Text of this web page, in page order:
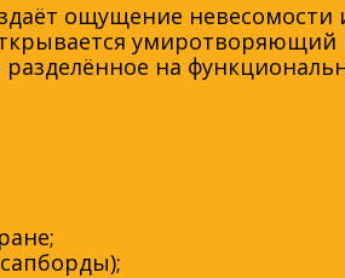
ощущение
умиротворяющий
на